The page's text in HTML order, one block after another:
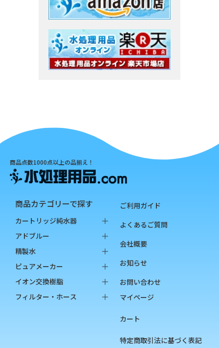
商品点数1000点以上の品揃え！
商品カテゴリーで探す
カートリッジ純水器
純水器本体
オプション品
消耗品
アドブルー
バッグインボックス
ペットボトル
精製水
バッグインボックス
ペットボトル
オプション品
ピュアメーカー
本体
カートリッジ
イオン交換樹脂
純水用イオン交換樹脂
フィルター・ホース
ご利用ガイド
よくあるご質問
会社概要
お知らせ
お問い合わせ
マイページ
カート
特定商取引法に基づく表記